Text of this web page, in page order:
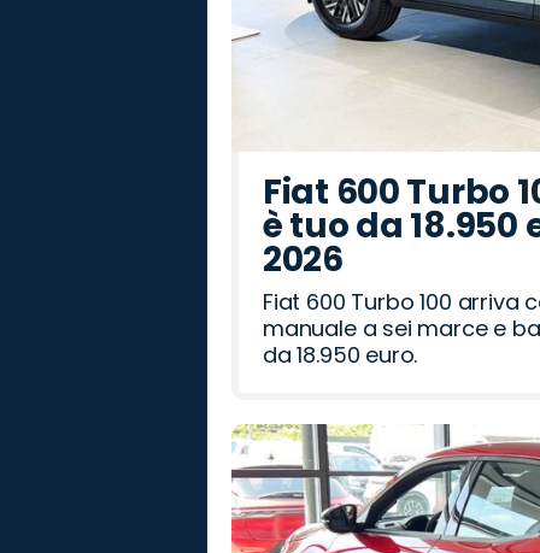
Fiat 600 Turbo
è tuo da
2026
Fiat 600 Turbo 100 arriva
manuale a sei marce e
da 18.950 euro.